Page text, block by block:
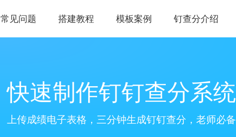
常见问题 搭建教程 模板案例 钉查分介绍
快速制作钉钉查分系统
上传成绩电子表格，三分钟生成钉钉查分，老师必备